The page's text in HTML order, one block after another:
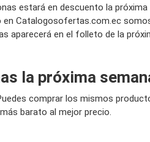
estará en descuento la
Catalogosofertas.com.ec
aparecerá en el folleto de la
la próxima
comprar los mismos
barato al mejor precio.